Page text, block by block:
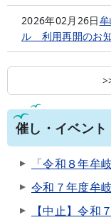
2026年02月26日
ル 利用再開のお
催し・イベント
「令和８年牟
令和７年度牟
【中止】令和